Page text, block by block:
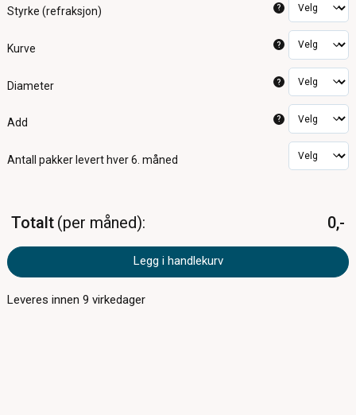
Styrke (refraksjon) ?
Kurve ?
Diameter ?
Add ?
Antall pakker levert hver 6. måned
Totalt per måned 0,-
Legg i handlekurv
Leveres innen9 virkedager